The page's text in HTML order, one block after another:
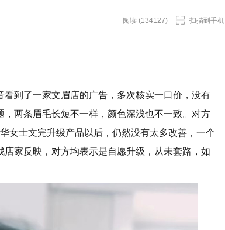
阅读 (134127) 扫描到手机
到了一家文眉店的广告，多次核实一口价，没有
两条眉毛长短不一样，颜色深浅也不一致。对方
女士文完升级产品以后，仍然没有太多改善，一个
家反映，对方均表示是自愿升级，从未套路，如